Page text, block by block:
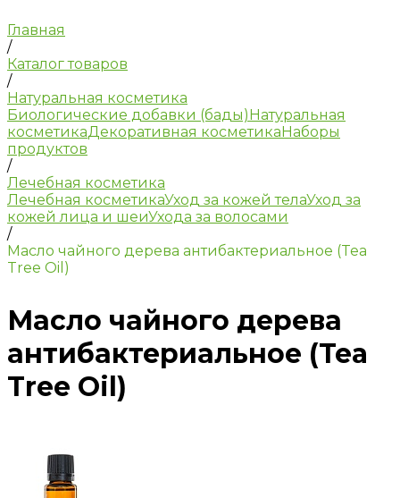
Главная
/
Каталог товаров
/
Натуральная косметика
Биологические добавки (бады) Натуральная
косметикаДекоративная косметика Наборы
продуктов
/
Лечебная косметика
Лечебная косметикаУход за кожей телаУход за
кожей лица и шеиУхода за волосами
/
Маслo чайного дерева антибактериальное (Tea
Tree Oil)
Маслo чайного дерева
антибактериальное (Tea
Tree Oil)